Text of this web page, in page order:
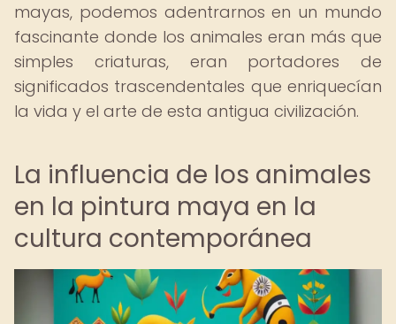
mayas, podemos adentrarnos en un mundo
fascinante donde los animales eran más que
simples criaturas, eran portadores de
significados trascendentales que enriquecían
la vida y el arte de esta antigua civilización.
La influencia de los animales
en la pintura maya en la
cultura contemporánea